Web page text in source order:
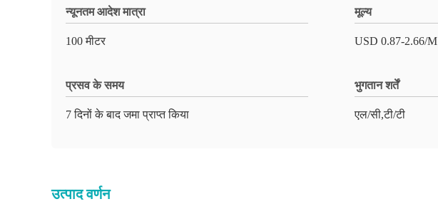
न्यूनतम आदेश मात्रा
100 मीटर
मूल्य
USD 0.87-2.66/M
प्रसव के समय
7 दिनों के बाद जमा प्राप्त किया
भुगतान शर्तें
एल/सी,टी/टी
उत्पाद वर्णन